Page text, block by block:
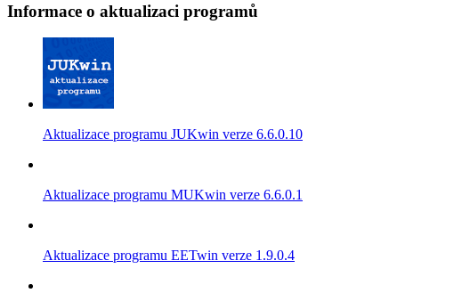
Informace o aktualizaci programů
Aktualizace programu JUKwin verze 6.6.0.10
Aktualizace programu MUKwin verze 6.6.0.1
Aktualizace programu EETwin verze 1.9.0.4